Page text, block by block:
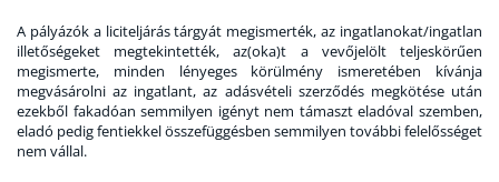
A pályázók a liciteljárás tárgyát megismerték, az ingatlanokat/ingatlan
illetőségeket megtekintették, az(oka)t a vevőjelölt teljeskörűen
megismerte, minden lényeges körülmény ismeretében kívánja
megvásárolni az ingatlant, az adásvételi szerződés megkötése után
ezekből fakadóan semmilyen igényt nem támaszt eladóval szemben,
eladó pedig fentiekkel összefüggésben semmilyen további felelősséget
nem vállal.